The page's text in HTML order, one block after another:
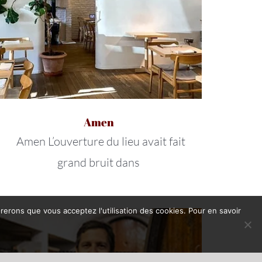
Amen
Amen L’ouverture du lieu avait fait
grand bruit dans
que vous acceptez l'utilisation des cookies. Pour en savoir